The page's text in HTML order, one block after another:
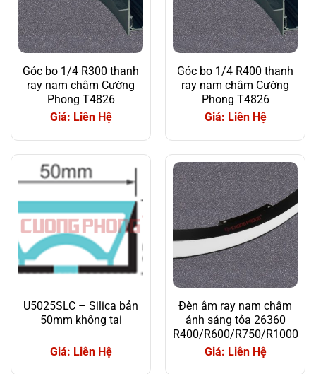
Góc bo 1/4 R300 thanh
ray nam châm Cường
Phong T4826
Giá: Liên Hệ
Góc bo 1/4 R400 thanh
ray nam châm Cường
Phong T4826
Giá: Liên Hệ
U5025SLC – Silica bản
50mm không tai
Giá: Liên Hệ
Đèn âm ray nam châm
ánh sáng tỏa 26360
R400/R600/R750/R1000
Giá: Liên Hệ